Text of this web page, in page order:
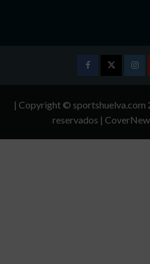
| Copyright © sportshuelva.com
reservados |